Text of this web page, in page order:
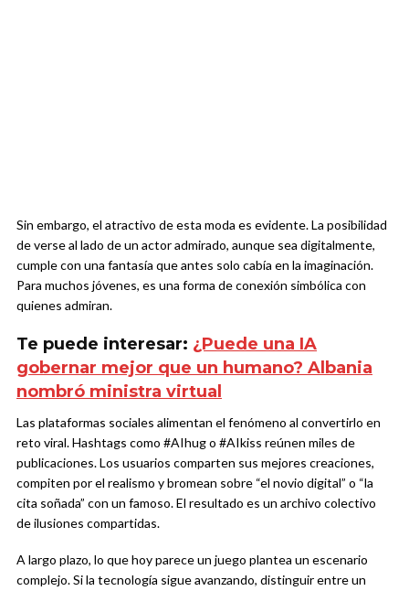
Sin embargo, el atractivo de esta moda es evidente. La posibilidad
de verse al lado de un actor admirado, aunque sea digitalmente,
cumple con una fantasía que antes solo cabía en la imaginación.
Para muchos jóvenes, es una forma de conexión simbólica con
quienes admiran.
Te puede interesar: ¿Puede una IA
gobernar mejor que un humano? Albania
nombró ministra virtual
Las plataformas sociales alimentan el fenómeno al convertirlo en
reto viral. Hashtags como #AIhug o #AIkiss reúnen miles de
publicaciones. Los usuarios comparten sus mejores creaciones,
compiten por el realismo y bromean sobre “el novio digital” o “la
cita soñada” con un famoso. El resultado es un archivo colectivo
de ilusiones compartidas.
A largo plazo, lo que hoy parece un juego plantea un escenario
complejo. Si la tecnología sigue avanzando, distinguir entre un